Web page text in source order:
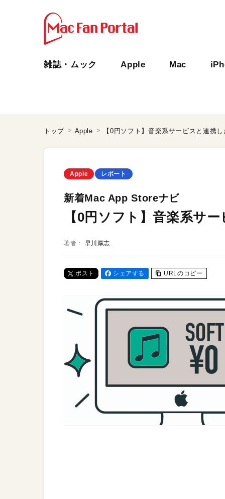
雑誌・ムック Apple Mac
トップ Apple 【0円ソフト】音楽系サービスと連携
Apple レポート
新着Mac App Storeナビ
【0円ソフト】音楽系サ
著者： 早川厚志
ポスト シェアする URLのコピー